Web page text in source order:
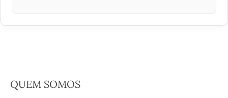
QUEM SOMOS